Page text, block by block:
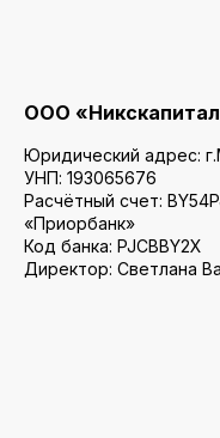
ООО
Юридический адрес:
УНП: 193065676
Расчётный счет:
«Приорбанк»
Код банка: PJCBBY2X
Директор: Светлана